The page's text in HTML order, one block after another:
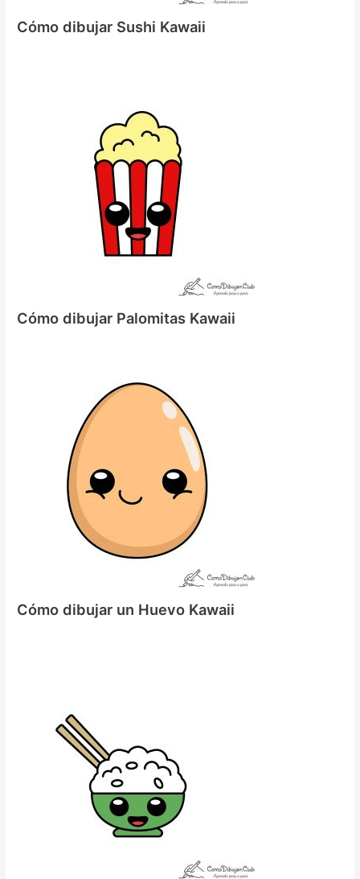
Cómo dibujar Sushi Kawaii
Cómo dibujar Palomitas Kawaii
Cómo dibujar un Huevo Kawaii